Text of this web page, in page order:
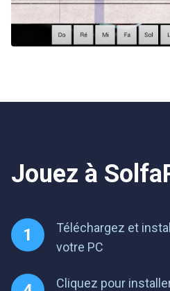
Jouez à
Téléchargez et
votre PC
Cliquez pour